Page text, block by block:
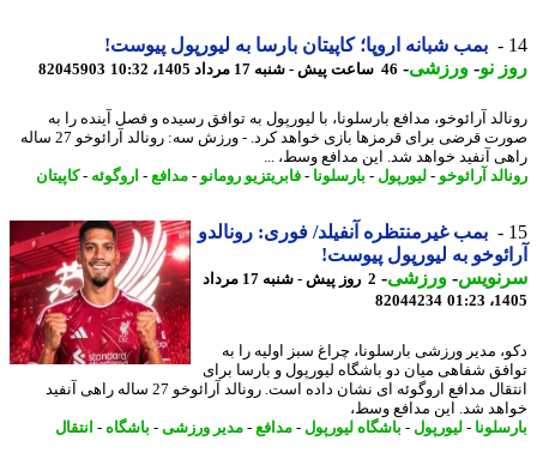
بمب شبانه اروپا؛ کاپیتان بارسا به لیورپول پیوست!
نو- ورزشی-46 ساعت پیش - شنبه 17 مرداد 1405، 10:32 82045903
آرائوخو، مدافع بارسلونا، با لیورپول به توافق رسیده و فصل آینده را به
صورت قرضی برای قرمزها بازی خواهد کرد. - ورزش سه: رونالد آرائوخو 27 ساله
آنفید خواهد شد. این مدافع وسط، ...
آرائوخو-لیورپول -بارسلونا-فابریتزیو رومانو-مدافع- اروگوئه-کاپیتان
بمب غیرمنتظره آنفیلد/ فوری: رونالدو
به لیورپول پیوست!
-ورزشی-
2 روز پیش - شنبه 17 مرداد
82044234
مدیر ورزشی بارسلونا، چراغ سبز اولیه را به
شفاهی میان دو باشگاه لیورپول و بارسا برای
انتقال مدافع اروگوئه ای نشان داده است. رونالد آرائوخو 27 ساله راهی آنفید
شد. این مدافع وسط،
-لیورپول -باشگاه لیورپول -مدافع- مدیر ورزشی -باشگاه-انتقال